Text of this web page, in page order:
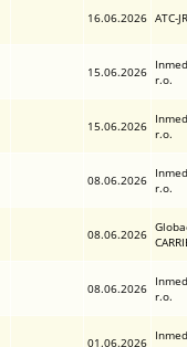
16.06.2026 ATC-
15.06.2026 r.o.
15.06.2026 r.o.
08.06.2026 r.o.
08.06.2026
08.06.2026 r.o.
01.06.2026